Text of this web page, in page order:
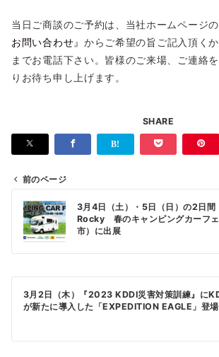
当日ご商談のご予約は、当社ホームページの
お問い合わせ』 からご希望の旨ご記入頂く
までお電話下さい。皆様のご来場、ご連絡
りお待ち申し上げます。
SHARE
投
稿
ナ
ビ
ゲ
ー
ョ
前のページ
3月4日（土）・5日（日）の2日間
Rocky 春のキャンピングカーフ
市）に出展
3月2日（木）『2023 KDDI災害対策訓練』に
が新たに導入した「EXPEDITION EAGLE」登場